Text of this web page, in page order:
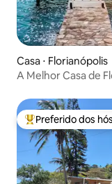
Casa ⋅ Florianópolis
Entre os melhores
Preferido dos